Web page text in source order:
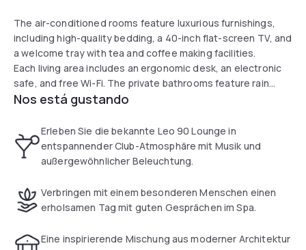
The air-conditioned rooms feature luxurious furnishings,
including high-quality bedding, a 40-inch flat-screen TV, and
a welcome tray with tea and coffee making facilities.
Each living area includes an ergonomic desk, an electronic
safe, and free Wi-Fi. The private bathrooms feature rain
showers or bathtubs, with exclusive toiletries and a
Bavarian capital.
Nos está gustando
Erleben Sie die bekannte Leo 90 Lounge in
entspannender Club-Atmosphäre mit Musik und
außergewöhnlicher Beleuchtung.
Verbringen mit einem besonderen Menschen einen
erholsamen Tag mit guten Gesprächen im Spa.
Eine inspirierende Mischung aus moderner Architektur